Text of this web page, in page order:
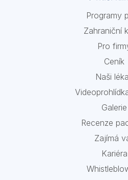
Programy
Zahraniční
Pro
Ceník
Naši
Galerie
Recenze
Zajímá
Kariéra